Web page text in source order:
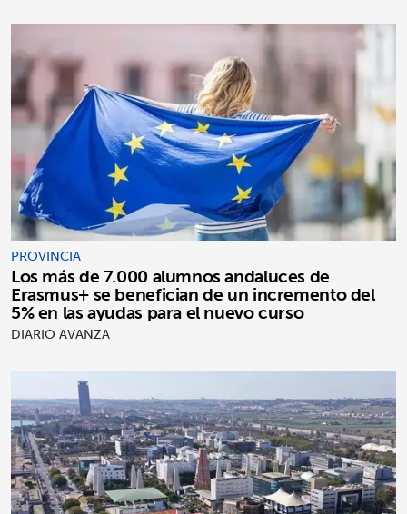
PROVINCIA
Los más de 7.000 alumnos andaluces de
Erasmus+ se benefician de un incremento del
5% en las ayudas para el nuevo curso
DIARIO AVANZA